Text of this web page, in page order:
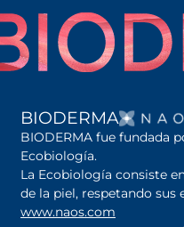
BIODERMA
BIODERMA fue fundada
Ecobiología.
La Ecobiología consiste
de la piel, respetando sus
www.naos.com